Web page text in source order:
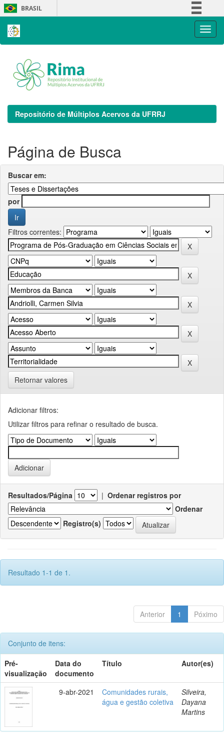
Skip
navigation
BRASIL
Repositório de Múltiplos Acervos da UFRRJ
Página de Busca
Buscar em:
por
Filtros correntes:
Retornar valores
Adicionar filtros:
Utilizar filtros para refinar o resultado de busca.
Resultados/Página | Ordenar registros por
Ordenar
Registro(s)
Resultado 1-1 de 1.
Anterior 1 Póximo
Conjunto de itens:
Pré-
visualização
Data do
documento
Título Autor(es)
9-abr-2021
Comunidades rurais,
água e gestão coletiva
Silveira,
Dayana
Martins